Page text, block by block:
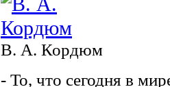
В. А. Кордюм
- То, что сегодня в